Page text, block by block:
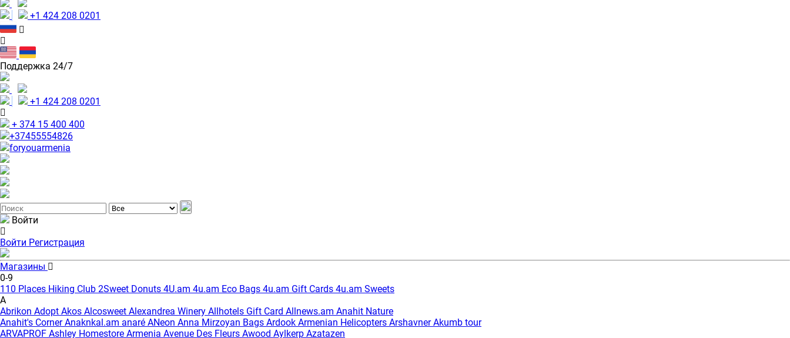
+1 424 208 0201
Поддержка 24/7
+1 424 208 0201
+ 374 15 400 400
+37455554826
foryouarmenia
Войти
Войти Регистрация
Магазины
0-9
110 Places Hiking Club 2Sweet Donuts 4U.am 4u.am Eco Bags 4u.am Gift Cards 4u.am Sweets
A
Abrikon Adopt Akos Alcosweet Alexandrea Winery Allhotels Gift Card Allnews.am Anahit Nature
Anahit's CornerAnaknkal.am anaré ANeon Anna Mirzoyan Bags Ardook Armenian Helicopters Arshavner Akumb tour
ARVAPROF Ashley Homestore Armenia Avenue Des Fleurs Awood Aylkerp Azatazen